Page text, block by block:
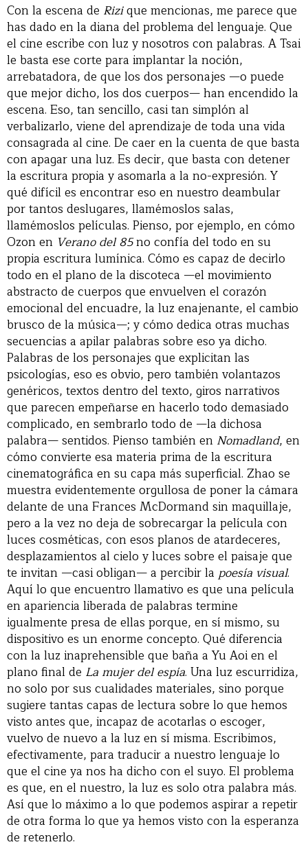
Con la escena de Rizique mencionas, me parece que
has dado en la diana del problema del lenguaje. Que
el cine escribe con luz y nosotros con palabras. A Tsai
le basta ese corte para implantar la noción,
arrebatadora, de que los dos personajes —o puede
que mejor dicho, los dos cuerpos— han encendido la
escena. Eso, tan sencillo, casi tan simplón al
verbalizarlo, viene del aprendizaje de toda una vida
consagrada al cine. De caer en la cuenta de que basta
con apagar una luz. Es decir, que basta con detener
la escritura propia y asomarla a la no-expresión. Y
qué difícil es encontrar eso en nuestro deambular
por tantos deslugares, llamémoslos salas,
llamémoslos películas. Pienso, por ejemplo, en cómo
Ozon en Verano del 85no confía del todo en su
propia escritura lumínica. Cómo es capaz de decirlo
todo en el plano de la discoteca —el movimiento
abstracto de cuerpos que envuelven el corazón
emocional del encuadre, la luz enajenante, el cambio
brusco de la música—; y cómo dedica otras muchas
secuencias a apilar palabras sobre eso ya dicho.
Palabras de los personajes que explicitan las
psicologías, eso es obvio, pero también volantazos
genéricos, textos dentro del texto, giros narrativos
que parecen empeñarse en hacerlo todo demasiado
complicado, en sembrarlo todo de —la dichosa
palabra— sentidos. Pienso también en Nomadland, en
cómo convierte esa materia prima de la escritura
cinematográfica en su capa más superficial. Zhao se
muestra evidentemente orgullosa de poner la cámara
delante de una Frances McDormand sin maquillaje,
pero a la vez no deja de sobrecargar la película con
luces cosméticas, con esos planos de atardeceres,
desplazamientos al cielo y luces sobre el paisaje que
te invitan —casi obligan— a percibir la poesía visual.
Aquí lo que encuentro llamativo es que una película
en apariencia liberada de palabras termine
igualmente presa de ellas porque, en sí mismo, su
dispositivo es un enorme concepto. Qué diferencia
con la luz inaprehensible que baña a Yu Aoi en el
plano final de La mujer del espía. Una luz escurridiza,
no solo por sus cualidades materiales, sino porque
sugiere tantas capas de lectura sobre lo que hemos
visto antes que, incapaz de acotarlas o escoger,
vuelvo de nuevo a la luz en sí misma. Escribimos,
efectivamente, para traducir a nuestro lenguaje lo
que el cine ya nos ha dicho con el suyo. El problema
es que, en el nuestro, la luz es solo otra palabra más.
Así que lo máximo a lo que podemos aspirar a repetir
de otra forma lo que ya hemos visto con la esperanza
de retenerlo.